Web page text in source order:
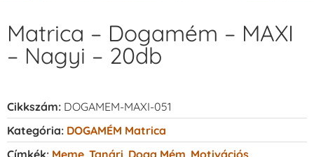
Matrica – Dogamém – MAXI
– Nagyi – 20db
Cikkszám: DOGAMEM-MAXI-051
Kategória: DOGAMÉM Matrica
Címkék: Meme Tanári Doga Mém Motivációs